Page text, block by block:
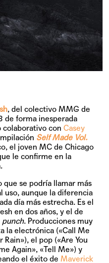
, del colectivo MMG de
de forma inesperada
colaborativo conCasey
Self Made Vol.
el joven MC de Chicago
le confirme en la
que se podría llamar más
uso, aunque la diferencia
día más estrecha. Es el
en dos años, y el de
punch. Producciones muy
la electrónica («Call Me
Rain»), el pop («Are You
Again», «Tell Me») y
el éxito de Maverick